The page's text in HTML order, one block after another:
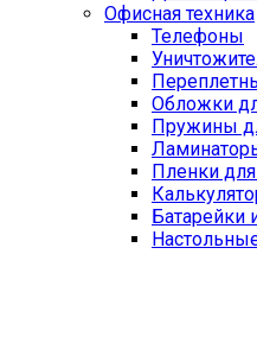
Офисная техника
Телефоны
Обложки
Пружины
Пленки
Батарейки